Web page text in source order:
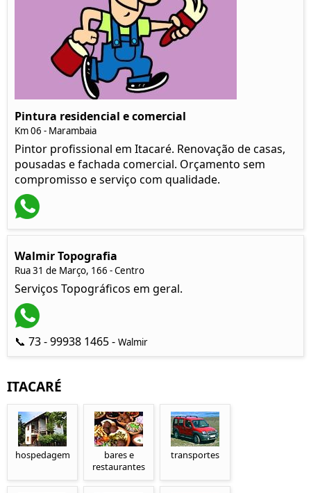
Pintura residencial e comercial
Km 06 - Marambaia
Pintor profissional em Itacaré. Renovação de casas,
pousadas e fachada comercial. Orçamento sem
compromisso e serviço com qualidade.
Walmir Topografia
Rua 31 de Março, 166 - Centro
Serviços Topográficos em geral.
📞 73 - 99938 1465 - Walmir
ITACARÉ
hospedagem
bares e
restaurantes
transportes